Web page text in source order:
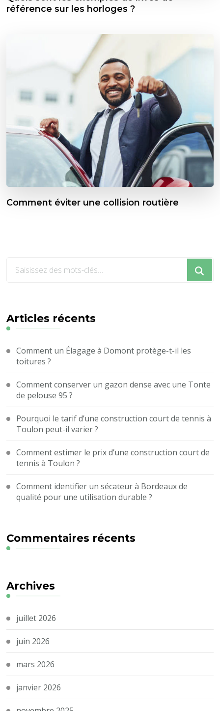
référence sur les horloges ?
Comment éviter une collision routière
recherchiez
?
Articles récents
Comment un Élagage à Domont protège-t-il les
toitures ?
Comment conserver un gazon dense avec une Tonte
de pelouse 95 ?
Pourquoi le tarif d’une construction court de tennis à
Toulon peut-il varier ?
Comment estimer le prix d’une construction court de
tennis à Toulon ?
Comment identifier un sécateur à Bordeaux de
qualité pour une utilisation durable ?
Commentaires récents
Archives
juillet 2026
juin 2026
mars 2026
janvier 2026